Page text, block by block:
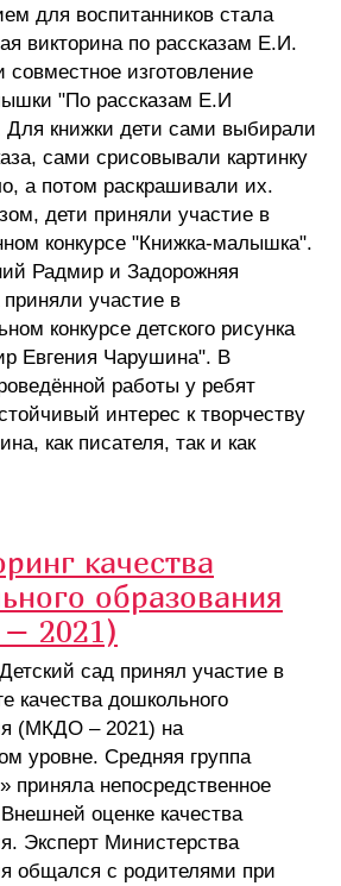
для воспитанников стала
викторина по рассказам Е.И.
изготовление
"По рассказам Е.И
книжки дети сами выбирали
сами срисовывали картинку
а потом раскрашивали их.
дети приняли участие в
конкурсе "Книжка-малышка".
Радмир и Задорожняя
участие в
конкурсе детского рисунка
Евгения Чарушина". В
работы у ребят
интерес к творчеству
как писателя, так и как
качества
образования
2021)
сад принял участие в
качества дошкольного
(МКДО – 2021) на
уровне. Средняя группа
приняла непосредственное
оценке качества
Эксперт Министерства
общался с родителями при